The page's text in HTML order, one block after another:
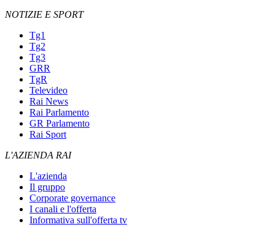
NOTIZIE E SPORT
Tg1
Tg2
Tg3
GRR
TgR
Televideo
Rai News
Rai Parlamento
GR Parlamento
Rai Sport
L'AZIENDA RAI
L'azienda
Il gruppo
Corporate governance
I canali e l'offerta
Informativa sull'offerta tv